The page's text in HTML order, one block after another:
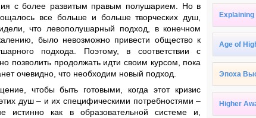
с более развитым правым полушарием. Но в
все больше и больше творческих душ,
что левополушарный подход, в конечном
было невозможно привести общество к
подхода. Поэтому, в соответствии с
позволить продолжать идти своим курсом, пока
очевидно, что необходим новый подход.
чтобы быть готовыми, когда этот кризис
душ – и их специфическими потребностями –
истинно как в образовательной системе и,
Explaining
Age of
Эпоха
Higher